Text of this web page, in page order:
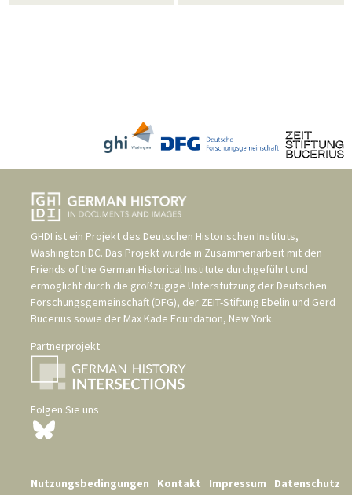
GHDI ist ein Projekt des Deutschen Historischen Instituts,
Washington DC. Das Projekt wurde in Zusammenarbeit mit den
Friends of the German Historical Institute durchgeführt und
ermöglicht durch die großzügige Unterstützung der Deutschen
Forschungsgemeinschaft (DFG), der ZEIT-Stiftung Ebelin und Gerd
Bucerius sowie der Max Kade Foundation, New York.
Partnerprojekt
Folgen Sie uns
Nutzungsbedingungen Kontakt Impressum Datenschutz